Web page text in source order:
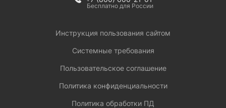
Бесплатно для России
Инструкция пользования сайтом
Системные требования
Пользовательское соглашение
Политика конфиденциальности
Политика обработки ПД